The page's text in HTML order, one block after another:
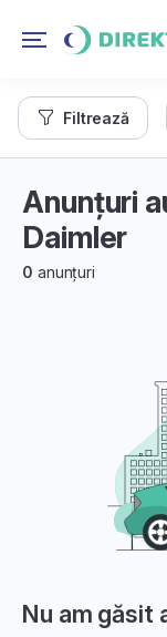
Filtrează
Anunțuri
Daimler
0 anunțuri
Nu am găsit